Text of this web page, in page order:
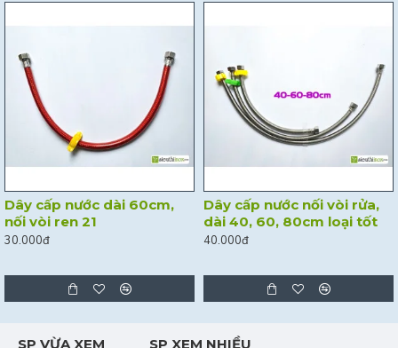
Dây cấp nước dài 60cm,
nối vòi ren 21
30.000đ
Dây cấp nước nối vòi rửa,
dài 40, 60, 80cm loại tốt
40.000đ
SP VỪA XEM SP XEM NHIỀU